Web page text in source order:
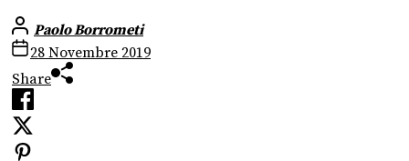
Paolo Borrometi
28 Novembre 2019
Share